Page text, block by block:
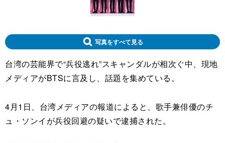
写真をすべて見る
台湾の芸能界で“兵役逃れ”スキャンダルが相次ぐ中、現地
メディアがBTSに言及し、話題を集めている。
4月1日、台湾メディアの報道によると、歌手兼俳優のチ
ュ・ソンイが兵役回避の疑いで逮捕された。